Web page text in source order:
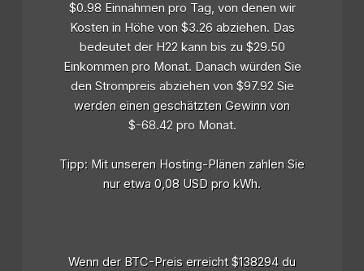
$0.98 Einnahmen pro Tag, von denen wir
Kosten in Höhe von $3.26 abziehen. Das
bedeutet der H22 kann bis zu $29.50
Einkommen pro Monat. Danach würden Sie
den Strompreis abziehen von $97.92 Sie
werden einen geschätzten Gewinn von
$-68.42 pro Monat.
Tipp: Mit unseren Hosting-Plänen zahlen Sie
nur etwa 0,08 USD pro kWh.
Wenn der BTC-Preis erreicht $138294 du